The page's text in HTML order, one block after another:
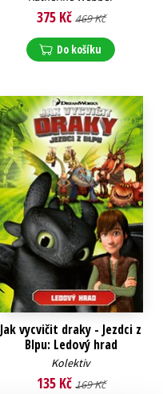
375 Kč 469 Kč
Do košíku
Jak vycvičit draky - Jezdci z
Blpu: Ledový hrad
Kolektiv
135 Kč 169 Kč